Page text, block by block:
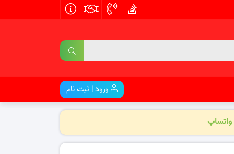
ورود | ثبت نام
واتساپ